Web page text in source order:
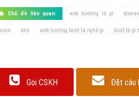
Chủ đề liên quan: web hosting là gì
dns web hosting.host là nghề gì host là gì
Gọi CSKH Đặt câu